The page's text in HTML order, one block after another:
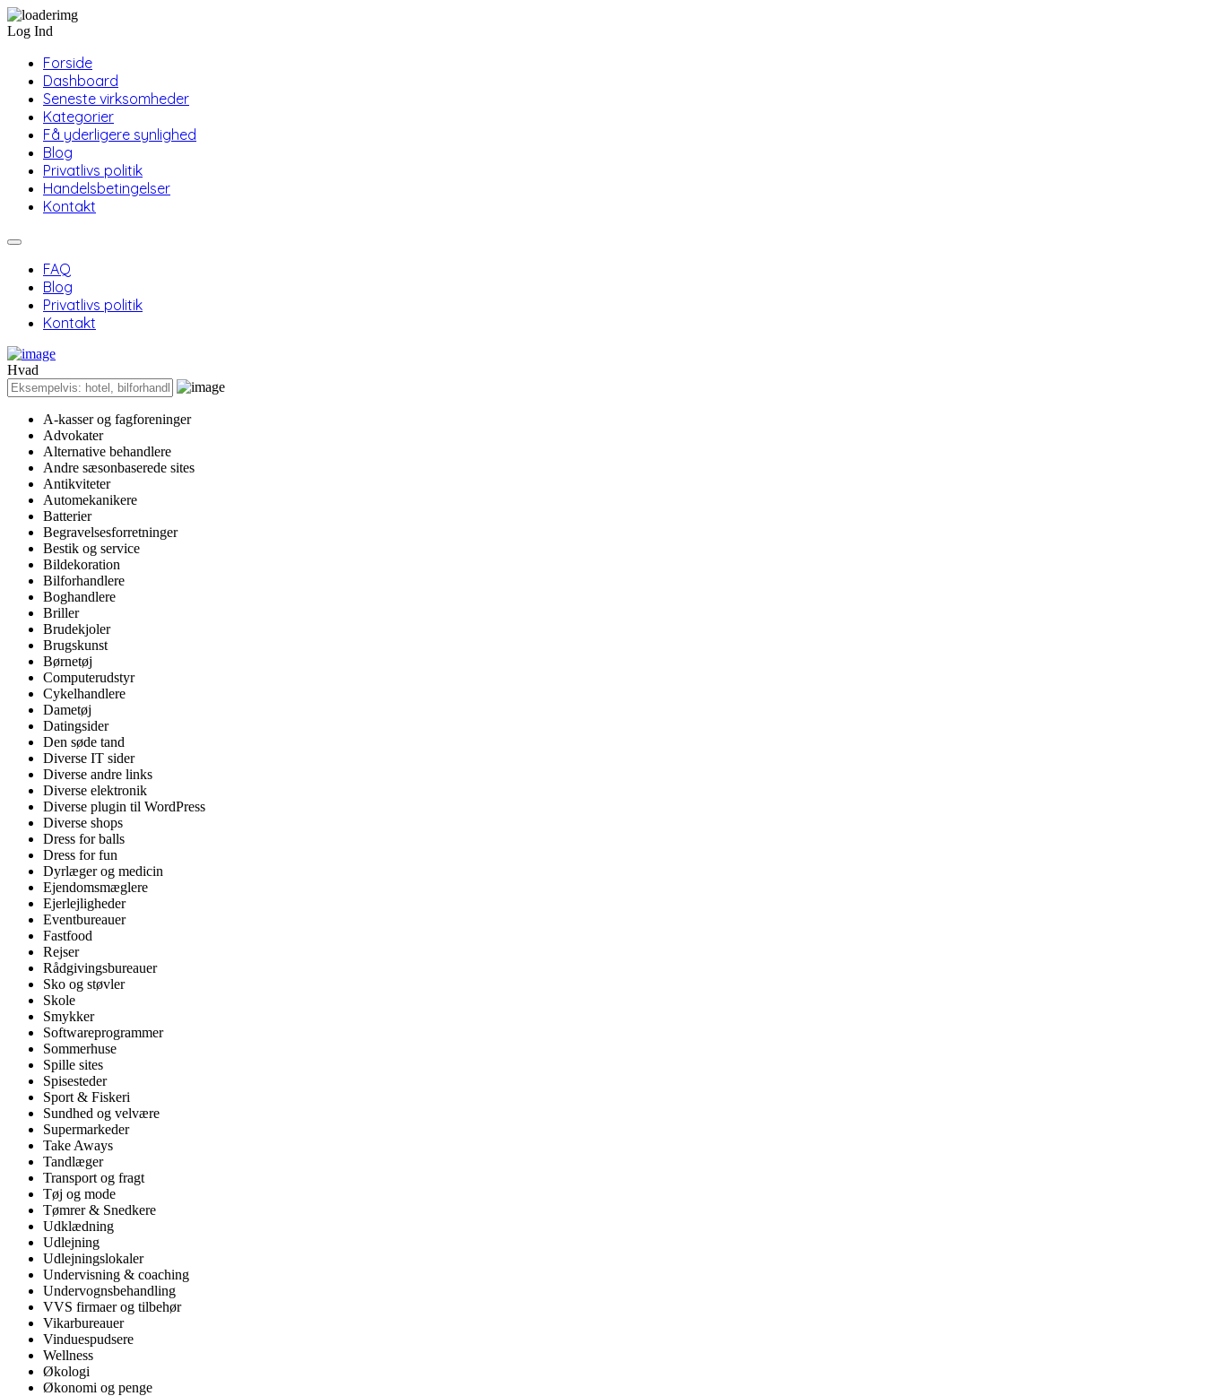
Log Ind
Forside
Dashboard
Seneste virksomheder
Kategorier
Få yderligere synlighed
Blog
Privatlivs politik
Handelsbetingelser
Kontakt
FAQ
Blog
Privatlivs politik
Kontakt
Hvad
A-kasser og fagforeninger
Advokater
Alternative behandlere
Andre sæsonbaserede sites
Antikviteter
Automekanikere
Batterier
Begravelsesforretninger
Bestik og service
Bildekoration
Bilforhandlere
Boghandlere
Briller
Brudekjoler
Brugskunst
Børnetøj
Computerudstyr
Cykelhandlere
Dametøj
Datingsider
Den søde tand
Diverse IT sider
Diverse andre links
Diverse elektronik
Diverse plugin til WordPress
Diverse shops
Dress for balls
Dress for fun
Dyrlæger og medicin
Ejendomsmæglere
Ejerlejligheder
Eventbureauer
Fastfood
Rejser
Rådgivingsbureauer
Sko og støvler
Skole
Smykker
Softwareprogrammer
Sommerhuse
Spille sites
Spisesteder
Sport & Fiskeri
Sundhed og velvære
Supermarkeder
Take Aways
Tandlæger
Transport og fragt
Tøj og mode
Tømrer & Snedkere
Udklædning
Udlejning
Udlejningslokaler
Undervisning & coaching
Undervognsbehandling
VVS firmaer og tilbehør
Vikarbureauer
Vinduespudsere
Wellness
Økologi
Økonomi og penge